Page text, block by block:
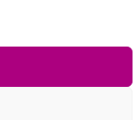
droits réservés.